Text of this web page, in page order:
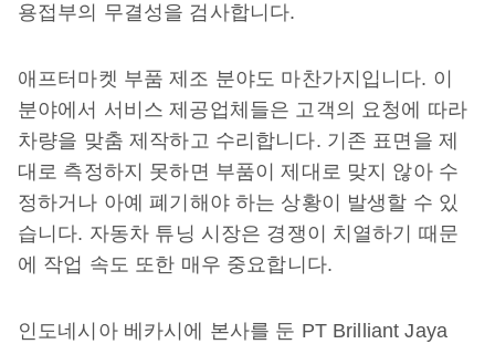
용접부의 무결성을 검사합니다.
애프터마켓 부품 제조 분야도 마찬가지입니다. 이
분야에서 서비스 제공업체들은 고객의 요청에 따라
차량을 맞춤 제작하고 수리합니다. 기존 표면을 제
대로 측정하지 못하면 부품이 제대로 맞지 않아 수
정하거나 아예 폐기해야 하는 상황이 발생할 수 있
습니다. 자동차 튜닝 시장은 경쟁이 치열하기 때문
에 작업 속도 또한 매우 중요합니다.
인도네시아 베카시에 본사를 둔 PT Brilliant Jaya